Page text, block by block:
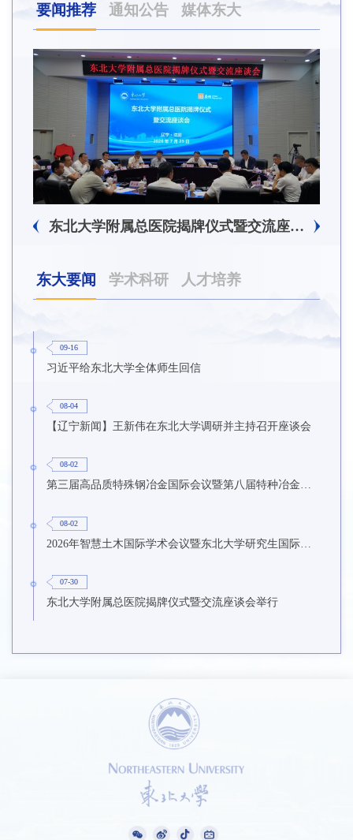
要闻推荐 通知公告 媒体东大
东北大学附属总医院揭牌仪式暨交流座谈会举行
东大要闻 学术科研 人才培养
09-16
习近平给东北大学全体师生回信
08-04
【辽宁新闻】王新伟在东北大学调研并主持召开座谈会
08-02
第三届高品质特殊钢冶金国际会议暨第八届特种冶金技术学术会议在东北大学召开
08-02
2026年智慧土木国际学术会议暨东北大学研究生国际暑期学校第九期在东北大学召开
07-30
东北大学附属总医院揭牌仪式暨交流座谈会举行